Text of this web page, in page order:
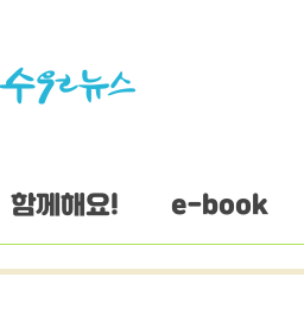
함께해요! e-book